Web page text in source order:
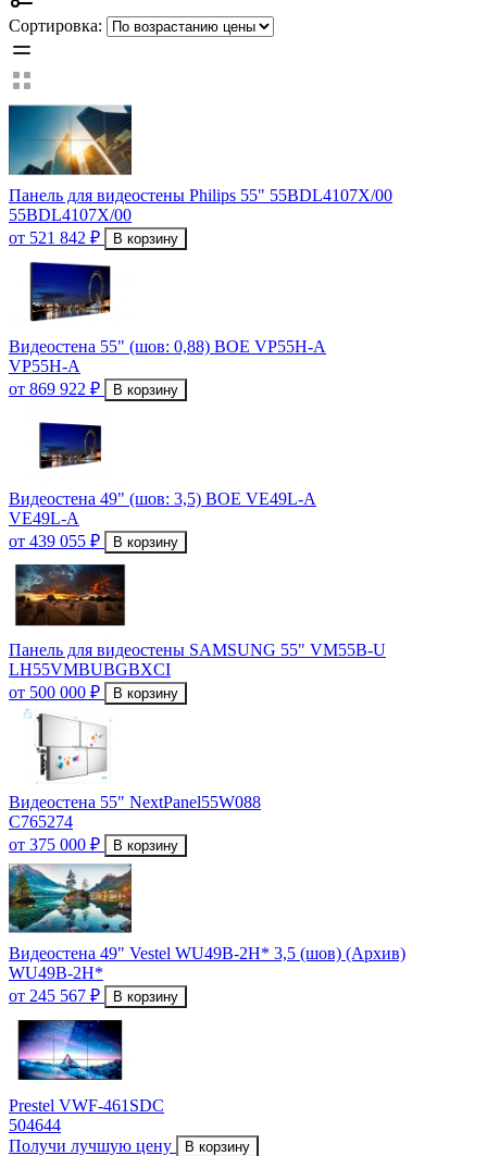
Сортировка:
Панель для видеостены Philips 55" 55BDL4107X/00
55BDL4107X/00
от 521 842 ₽
В корзину
Видеостена 55" (шов: 0,88) BOE VP55H-A
VP55H-A
от 869 922 ₽
В корзину
Видеостена 49" (шов: 3,5) BOE VE49L-A
VE49L-A
от 439 055 ₽
В корзину
Панель для видеостены SAMSUNG 55" VM55B-U
LH55VMBUBGBXCI
от 500 000 ₽
В корзину
Видеостена 55" NextPanel55W088
C765274
от 375 000 ₽
В корзину
Видеостена 49" Vestel WU49B-2H* 3,5 (шов) (Архив)
WU49B-2H*
от 245 567 ₽
В корзину
Prestel VWF-461SDC
504644
Получи лучшую цену
В корзину